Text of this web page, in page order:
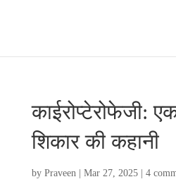
काईरोप्टेरोफेजी:
शिकार की कहानी
by Praveen| Mar 27, 2025| 4